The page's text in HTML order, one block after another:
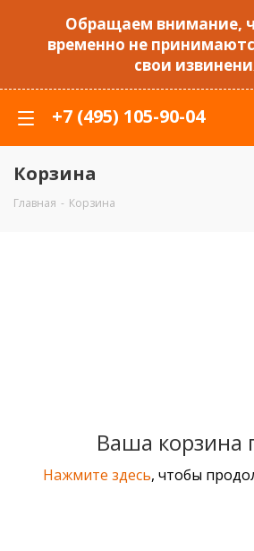
Обращаем внимание,
временно не
свои
+7 (495) 105-90-04
Корзина
Главная - Корзина
Ваша корзина
Нажмите здесь, чтобы